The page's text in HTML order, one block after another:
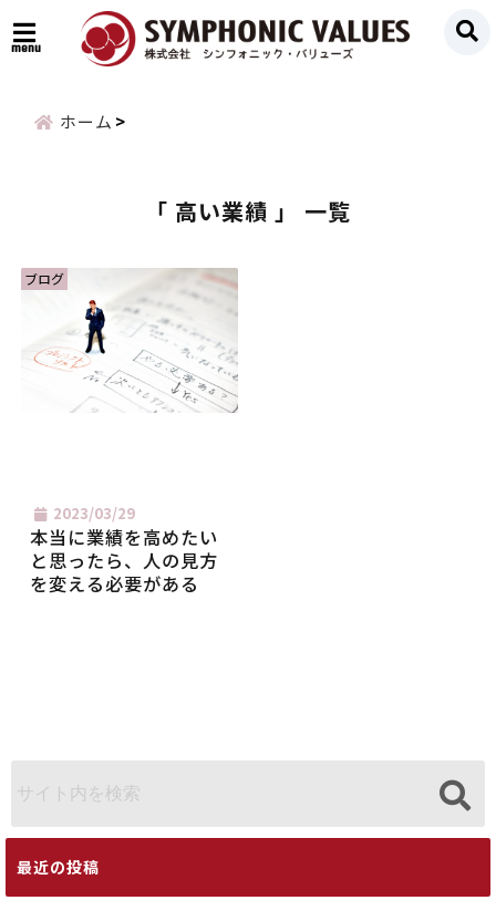
menu
ホーム
「 高い業績 」 一覧
ブログ
2023/03/29
本当に業績を高めたい
と思ったら、人の見方
を変える必要がある
最近の投稿